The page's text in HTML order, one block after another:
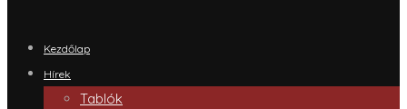
Kezdőlap
Hírek
Tablók